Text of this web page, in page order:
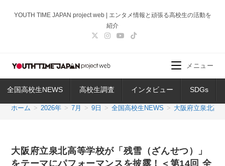
ス
ッ
YOUTH TIME JAPAN project web | エンタメ情報と頑張る高校生の活動を
紹介
全国高校生NEWS 高校生調査 インタビュー SDGs
メニュー
ホーム > 2026年 > 7月 > 9日 > 全国高校生NEWS > 大阪府立泉北高
大阪府立泉北高等学校が「残雪（ざんせつ）」
をテーマにパフォーマンスを披露！＜第14回 全